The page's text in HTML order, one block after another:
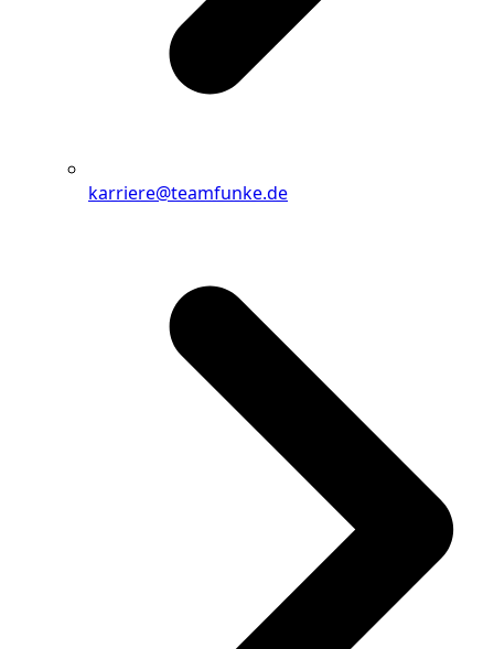
karriere@teamfunke.de